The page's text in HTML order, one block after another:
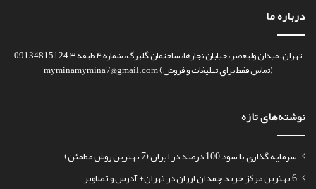
درباره ما
تهران، میدان ولیعصر، خیابان نجارها، ساختمان گلبرگ، شماره ۴ طبقه ۳ 09134815124
(تماس فقط برای تبلیغات و فروش) myminamymina7@gmail.com
نوشته‌های تازه
سرمایه گذاری با سود 100 درصد در ایران (7 بهترین روش مطمئن)
6 بهترین مرکز خرید چمدان ارزان در تهران+ آدرس و تصاویر